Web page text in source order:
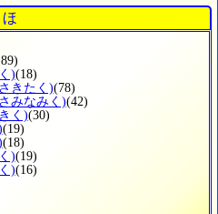
)(18)
きたく)(78)
みなみく)(42)
く)(30)
(19)
(18)
)(19)
)(16)